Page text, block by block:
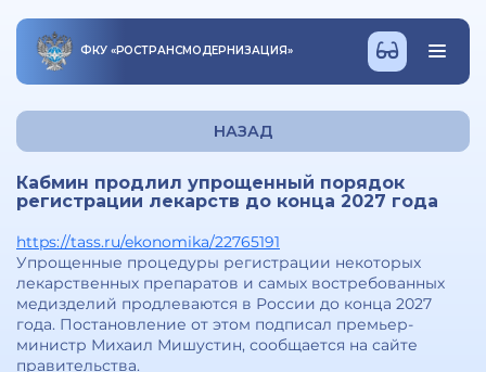
ФКУ «РОСТРАНСМОДЕРНИЗАЦИЯ»
НАЗАД
Кабмин продлил упрощенный порядок
регистрации лекарств до конца 2027 года
https://tass.ru/ekonomika/22765191
Упрощенные процедуры регистрации некоторых
лекарственных препаратов и самых востребованных
медизделий продлеваются в России до конца 2027
года. Постановление от этом подписал премьер-
министр Михаил Мишустин, сообщается на сайте
правительства.